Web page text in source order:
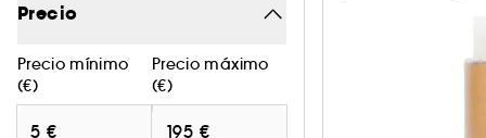
Precio
Precio mínimo
(€)
Precio máximo
(€)